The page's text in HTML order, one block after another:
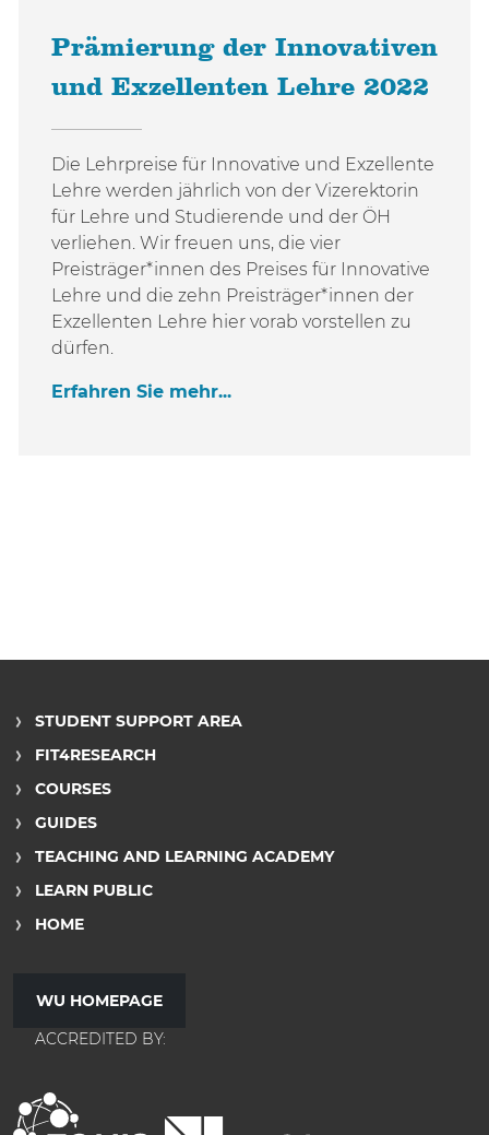
Prämierung der Innovativen
und Exzellenten Lehre 2022
Die Lehrpreise für Innovative und Exzellente
Lehre werden jährlich von der Vizerektorin
für Lehre und Studierende und der ÖH
verliehen. Wir freuen uns, die vier
Preisträger*innen des Preises für Innovative
Lehre und die zehn Preisträger*innen der
Exzellenten Lehre hier vorab vorstellen zu
dürfen.
Erfahren Sie mehr...
STUDENT SUPPORT AREA
FIT4RESEARCH
COURSES
GUIDES
TEACHING AND LEARNING ACADEMY
LEARN PUBLIC
HOME
WU HOMEPAGE
ACCREDITED BY: